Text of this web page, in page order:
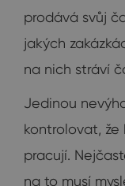
prodává svůj
jakých
na nich stráví
Jedinou
kontrolovat, že
pracují.
na to musí